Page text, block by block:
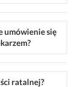
umówienie się
ratalnej?